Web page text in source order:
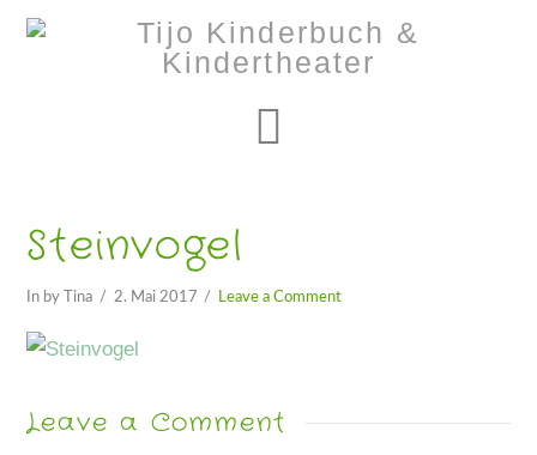
Steinvogel
In by Tina 2. Mai 2017 Leave a Comment
Leave a Comment